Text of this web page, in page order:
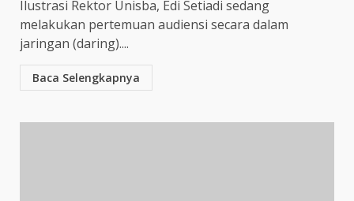
Ilustrasi Rektor Unisba, Edi Setiadi sedang
melakukan pertemuan audiensi secara dalam
jaringan (daring)....
Baca Selengkapnya